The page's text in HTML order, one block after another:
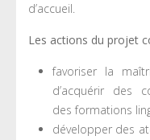
d’accueil.
Les actions du projet
favoriser la
d’acquérir des
des formations
développer des